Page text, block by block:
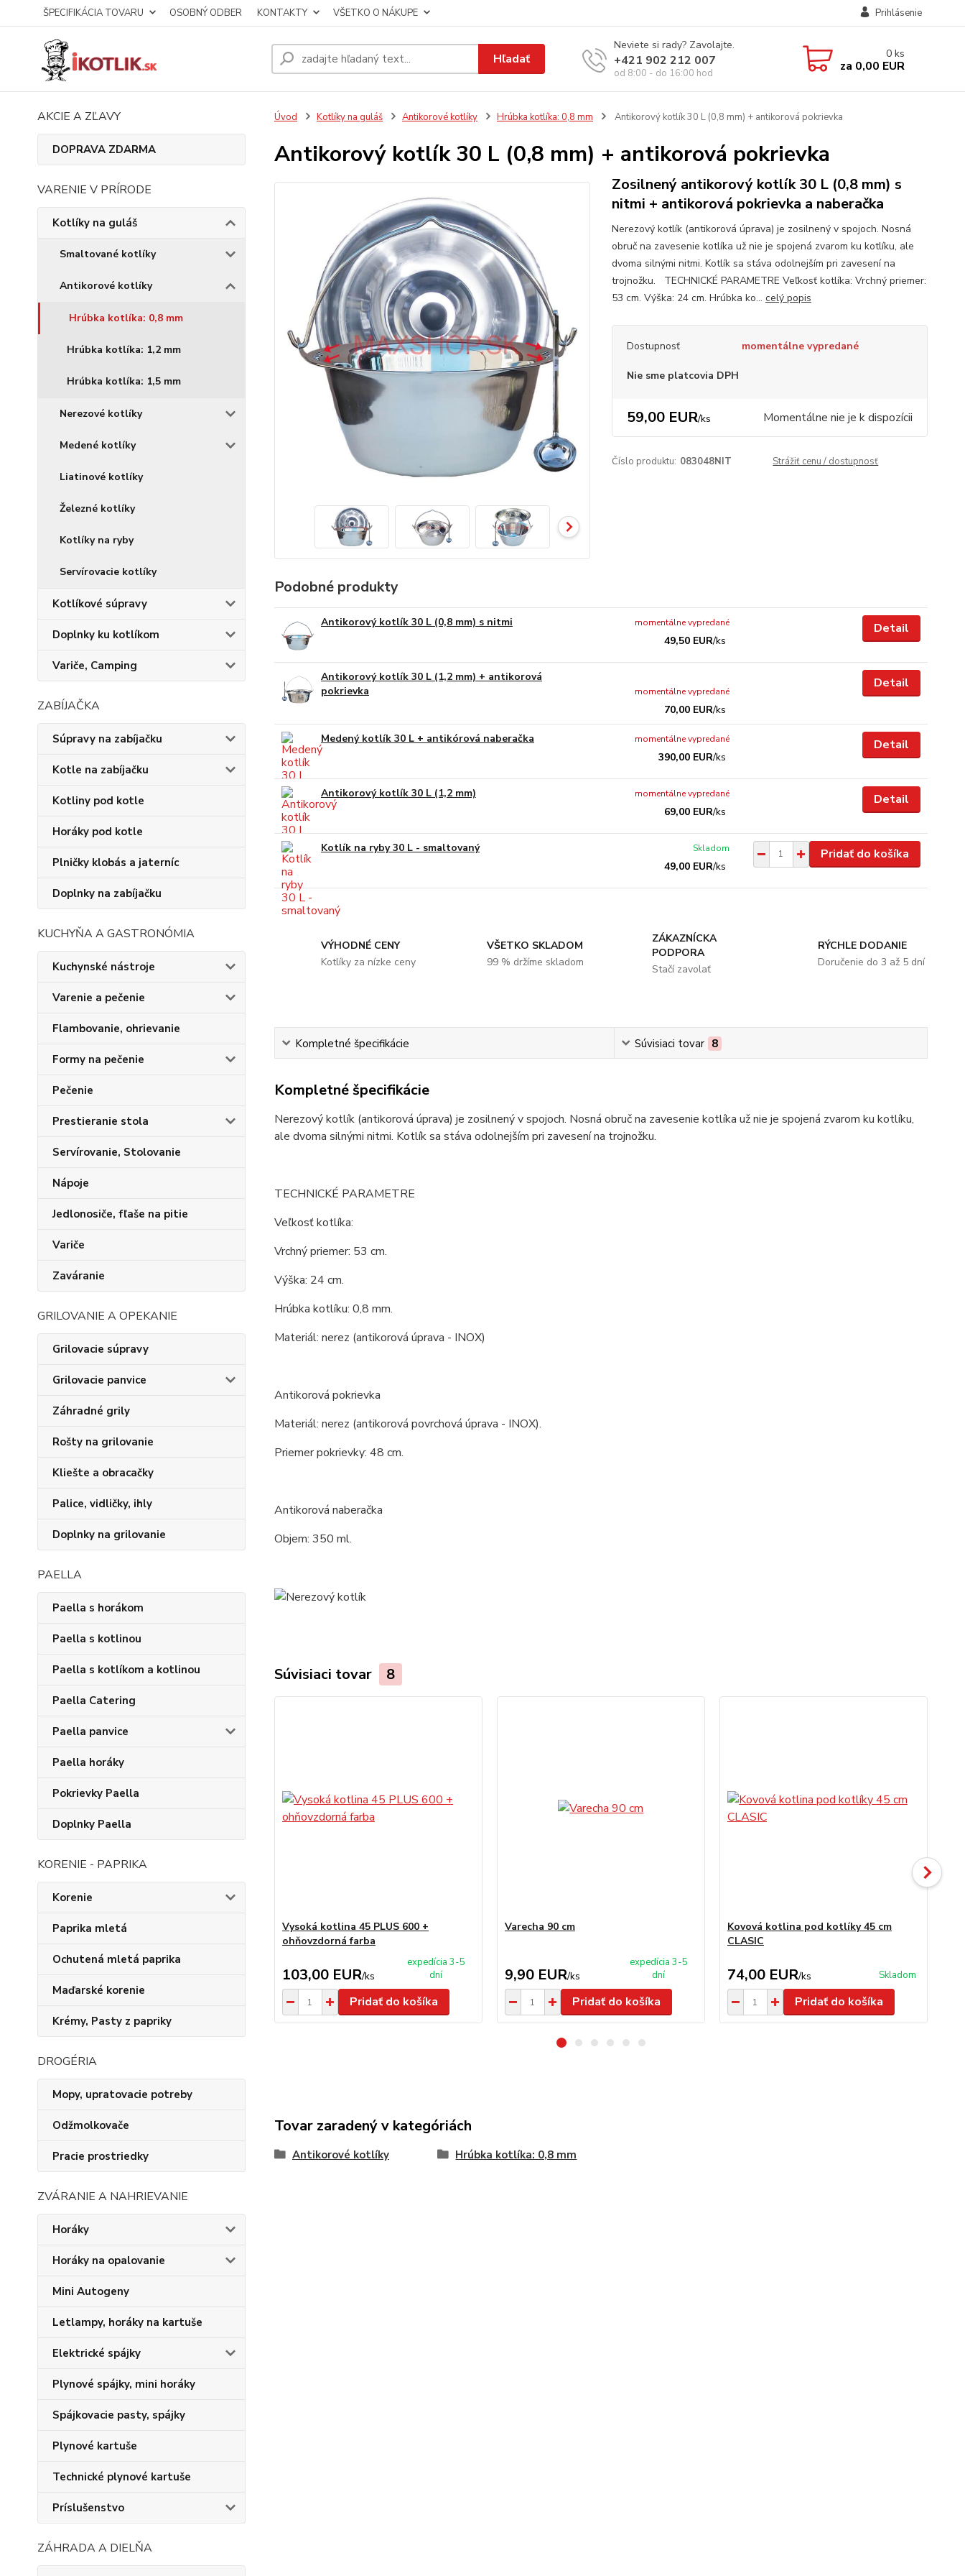
ŠPECIFIKÁCIA TOVARU OSOBNÝ ODBER KONTAKTY VŠETKO O NÁKUPE Prihlásenie
Hľadať
Neviete si rady? Zavolajte.
+421 902 212 007
od 8:00 - do 16:00 hod
0 ks
za 0,00 EUR
AKCIE A ZĽAVY
DOPRAVA ZDARMA
VARENIE V PRÍRODE
Kotlíky na guláš
Smaltované kotlíky
Antikorové kotlíky
Hrúbka kotlíka: 0,8 mm
Hrúbka kotlíka: 1,2 mm
Hrúbka kotlíka: 1,5 mm
Nerezové kotlíky
Medené kotlíky
Liatinové kotlíky
Železné kotlíky
Kotlíky na ryby
Servírovacie kotlíky
Kotlíkové súpravy
Doplnky ku kotlíkom
Variče, Camping
ZABÍJAČKA
Súpravy na zabíjačku
Kotle na zabíjačku
Kotliny pod kotle
Horáky pod kotle
Plničky klobás a jaterníc
Doplnky na zabíjačku
KUCHYŇA A GASTRONÓMIA
Kuchynské nástroje
Varenie a pečenie
Flambovanie, ohrievanie
Formy na pečenie
Pečenie
Prestieranie stola
Servírovanie, Stolovanie
Nápoje
Jedlonosiče, fľaše na pitie
Variče
Zaváranie
GRILOVANIE A OPEKANIE
Grilovacie súpravy
Grilovacie panvice
Záhradné grily
Rošty na grilovanie
Kliešte a obracačky
Palice, vidličky, ihly
Doplnky na grilovanie
PAELLA
Paella s horákom
Paella s kotlinou
Paella s kotlíkom a kotlinou
Paella Catering
Paella panvice
Paella horáky
Pokrievky Paella
Doplnky Paella
KORENIE - PAPRIKA
Korenie
Paprika mletá
Ochutená mletá paprika
Maďarské korenie
Krémy, Pasty z papriky
DROGÉRIA
Mopy, upratovacie potreby
Odžmolkovače
Pracie prostriedky
ZVÁRANIE A NAHRIEVANIE
Horáky
Horáky na opalovanie
Mini Autogeny
Letlampy, horáky na kartuše
Elektrické spájky
Plynové spájky, mini horáky
Spájkovacie pasty, spájky
Plynové kartuše
Technické plynové kartuše
Príslušenstvo
ZÁHRADA A DIELŇA
Úvod Kotlíky na guláš Antikorové kotlíky Hrúbka kotlíka: 0,8 mm Antikorový kotlík 30 L (0,8 mm) + antikorová pokrievka
Antikorový kotlík 30 L (0,8 mm) + antikorová pokrievka
Zosilnený antikorový kotlík 30 L (0,8 mm) s
nitmi + antikorová pokrievka a naberačka
Nerezový kotlík (antikorová úprava) je zosilnený v spojoch. Nosná
obruč na zavesenie kotlíka už nie je spojená zvarom ku kotlíku, ale
dvoma silnými nitmi. Kotlík sa stáva odolnejším pri zavesení na
trojnožku. TECHNICKÉ PARAMETRE Veľkosť kotlíka: Vrchný priemer:
53 cm. Výška: 24 cm. Hrúbka ko... celý popis
Dostupnosť momentálne vypredané
Nie sme platcovia DPH
59,00 EUR/ks Momentálne nie je k dispozícii
Číslo produktu: 083048NIT Strážiť cenu / dostupnosť
Podobné produkty
Antikorový kotlík 30 L (0,8 mm) s nitmi
49,50 EUR/ks
momentálne vypredané Detail
Antikorový kotlík 30 L (1,2 mm) + antikorová
pokrievka
70,00 EUR/ks
momentálne vypredané
Detail
Medený kotlík 30 L + antikórová naberačka
390,00 EUR/ks
momentálne vypredané Detail
Antikorový kotlík 30 L (1,2 mm)
69,00 EUR/ks
momentálne vypredané Detail
Kotlík na ryby 30 L - smaltovaný
49,00 EUR/ks
Skladom Pridať do košíka
VÝHODNÉ CENY
Kotlíky za nízke ceny
VŠETKO SKLADOM
99 % držíme skladom
ZÁKAZNÍCKA
PODPORA
Stačí zavolať
RÝCHLE DODANIE
Doručenie do 3 až 5 dní
Kompletné špecifikácie Súvisiaci tovar 8
Kompletné špecifikácie
Nerezový kotlík (antikorová úprava) je zosilnený v spojoch. Nosná obruč na zavesenie kotlíka už nie je spojená zvarom ku kotlíku,
ale dvoma silnými nitmi. Kotlík sa stáva odolnejším pri zavesení na trojnožku.
TECHNICKÉ PARAMETRE
Veľkosť kotlíka:
Vrchný priemer: 53 cm.
Výška: 24 cm.
Hrúbka kotlíku: 0,8 mm.
Materiál: nerez (antikorová úprava - INOX)
Antikorová pokrievka
Materiál: nerez (antikorová povrchová úprava - INOX).
Priemer pokrievky: 48 cm.
Antikorová naberačka
Objem: 350 ml.
Súvisiaci tovar 8
Vysoká kotlina 45 PLUS 600 +
ohňovzdorná farba
103,00 EUR/ks
expedícia 3-5
dní
Pridať do košíka
Varecha 90 cm
9,90 EUR/ks
expedícia 3-5
dní
Pridať do košíka
Kovová kotlina pod kotlíky 45 cm
CLASIC
74,00 EUR/ks Skladom
Pridať do košíka
Tovar zaradený v kategóriách
Antikorové kotlíky Hrúbka kotlíka: 0,8 mm